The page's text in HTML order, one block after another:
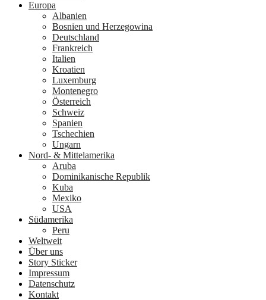
Europa
Albanien
Bosnien und Herzegowina
Deutschland
Frankreich
Italien
Kroatien
Luxemburg
Montenegro
Österreich
Schweiz
Spanien
Tschechien
Ungarn
Nord- & Mittelamerika
Aruba
Dominikanische Republik
Kuba
Mexiko
USA
Südamerika
Peru
Weltweit
Über uns
Story Sticker
Impressum
Datenschutz
Kontakt